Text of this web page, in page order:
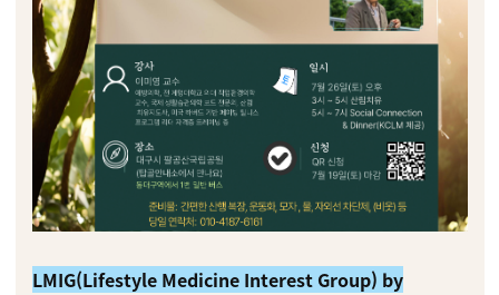
LMIG(Lifestyle Medicine Interest Group) by